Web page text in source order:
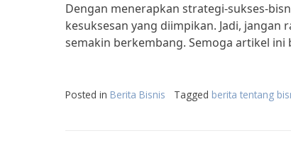
Dengan menerapkan strategi-sukses-
kesuksesan yang diimpikan. Jadi,
semakin berkembang. Semoga artikel
Posted in Berita Bisnis Tagged berita tentang